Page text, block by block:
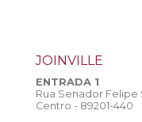
JOINVILLE
ENTRADA 1
Rua Senador
Centro - 89201-440